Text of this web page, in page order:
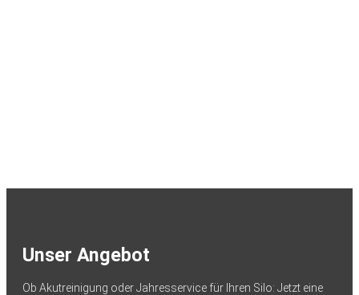
Unser Angebot
Ob Akutreinigung oder Jahresservice für Ihren Silo: Jetzt eine